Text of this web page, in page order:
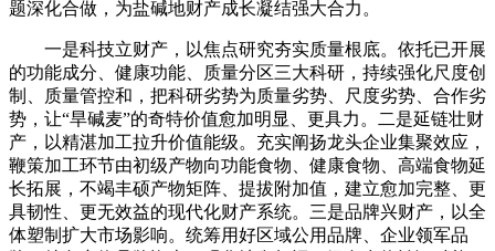
题深化合做，为盐碱地财产成长凝结强大合力。
一是科技立财产，以焦点研究夯实质量根底。依托已开展
的功能成分、健康功能、质量分区三大科研，持续强化尺度创
制、质量管控和，把科研劣势为质量劣势、尺度劣势、合作劣
势，让“旱碱麦”的奇特价值愈加明显、更具力。二是延链壮财
产，以精湛加工拉升价值能级。充实阐扬龙头企业集聚效应，
鞭策加工环节由初级产物向功能食物、健康食物、高端食物延
长拓展，不竭丰硕产物矩阵、提拔附加值，建立愈加完整、更
具韧性、更无效益的现代化财产系统。三是品牌兴财产，以全
体塑制扩大市场影响。统筹用好区域公用品牌、企业领军品